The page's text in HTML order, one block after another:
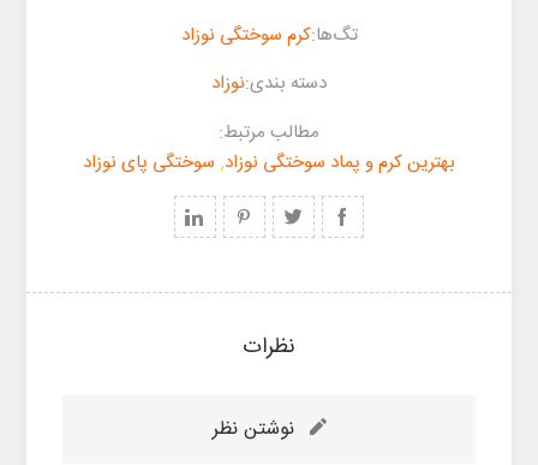
تگ‌ها:کرم سوختگی نوزاد
دسته بندی:نوزاد
مطالب مرتبط:
بهترین کرم و پماد سوختگی نوزاد, سوختگی پای نوزاد
نظرات
نوشتن نظر